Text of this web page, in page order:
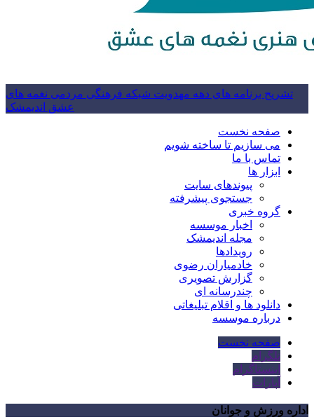
تشریح برنامه های دهه مهدویت شبکه فرهنگی مردمی نغمه های
عشق اندیمشک
صفحه نخست
می سازیم تا ساخته شویم
تماس با ما
ابزار ها
پیوندهای سایت
جستجوی پیشرفته
گروه خبری
اخبار موسسه
مجله اندیمشک
رویدادها
خادمیاران رضوی
گزارش تصویری
چندرسانه ای
دانلود ها و اقلام تبلیغاتی
درباره موسسه
صفحه نخست
تلگرام
اینستاگرام
آپارات
اداره ورزش و جوانان